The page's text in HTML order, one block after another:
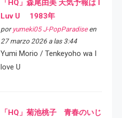
「HQ」森尾由美 天気予報は I
Luv U 1983年
por yumeki05 J-PopParadiseen
27 marzo 2026 a las 3:44
Yumi Morio / Tenkeyoho wa I
love U
「HQ」菊池桃子 青春のいじ